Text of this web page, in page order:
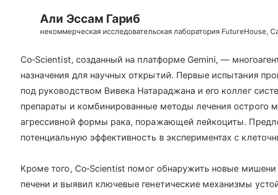
Али Эссам Гариб
некоммерческая исследовательская лаборатория FutureHouse,
Co‑Scientist, созданный на платформе Gemini, —
назначения для научных открытий. Первые испытания
под руководством Вивека Натараджана и его коллег
препараты и комбинированные методы лечения острого
агрессивной формы рака, поражающей лейкоциты.
потенциальную эффективность в экспериментах с
Кроме того, Co‑Scientist помог обнаружить новые мишени
печени и выявил ключевые генетические механизмы